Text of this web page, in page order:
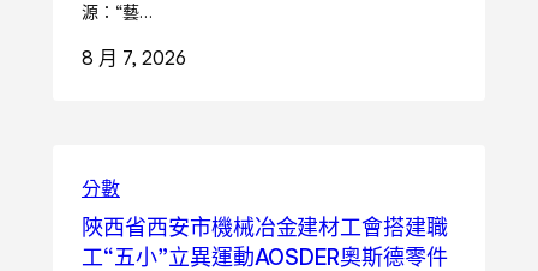
源：“藝…
8 月 7, 2026
分數
陜西省西安市機械冶金建材工會搭建職
工“五小”立異運動AOSDER奧斯德零件